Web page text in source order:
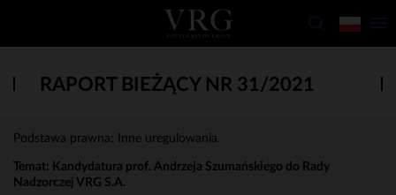
RAPORT BIEŻĄCY NR 31/2021
Podstawa prawna: Inne uregulowania.
Temat: Kandydatura prof. Andrzeja Szumańskiego do Rady
Nadzorczej VRG S.A.